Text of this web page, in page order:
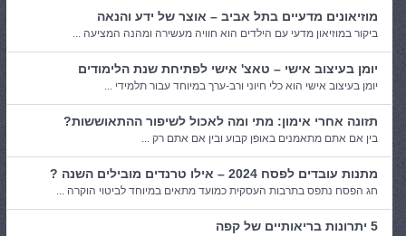
מוזיאונים מדעיים בתל אביב – אוצר של ידע והנאה
ביקור במוזיאון מדעי עם הילדים הוא חוויה מעשירה ומהנה המציעה ...
יומן בעיצוב אישי – טאצ' אישי לפתיחת שנת הלימודים
יומן בעיצוב אישי הוא כלי חיוני ורב-ערך במיוחד עבור תלמידי ...
תזונה אחרי אימון: מתי ומה לאכול לשיפור ההתאוששות?
בין אם אתם מתאמנים באופן קבוע ובין אם אתם רק ...
מתנות עובדים לפסח 2024 – אילו טרנדים מובילים השנה ?
חג הפסח נתפס בתרבות העסקית כמועד מתאים במיוחד לביטוי הוקרה ...
5 יתרונות בריאותיים של קפה